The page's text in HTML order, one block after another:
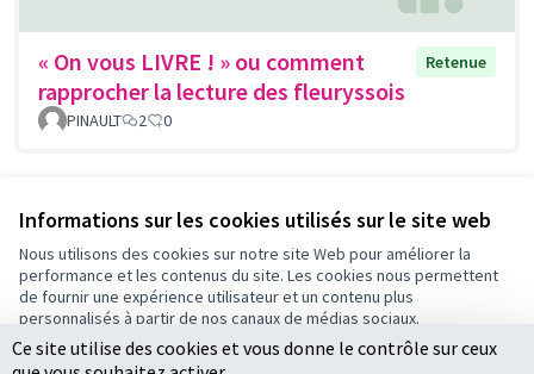
Informations sur les cookies utilisés sur le site web
Nous utilisons des cookies sur notre site Web pour améliorer la
performance et les contenus du site. Les cookies nous permettent
de fournir une expérience utilisateur et un contenu plus
personnalisés à partir de nos canaux de médias sociaux.
Tout accepter
« On vous LIVRE ! » ou comment
rapprocher la lecture des fleuryssois
Retenue
PINAULT 2 0
Conditions d'utilisation
Paramètres des cookies
Ce site utilise des cookies et vous donne le contrôle sur ceux